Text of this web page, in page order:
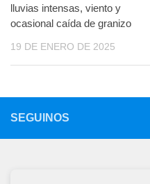
lluvias intensas, viento y
ocasional caída de granizo
19 DE ENERO DE 2025
SEGUINOS